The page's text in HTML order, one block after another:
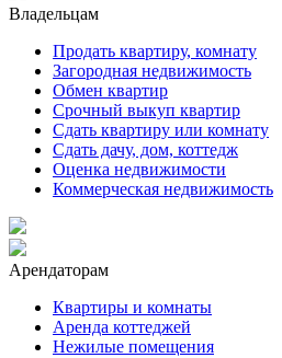
Владельцам
Продать квартиру, комнату
Загородная недвижимость
Обмен квартир
Срочный выкуп квартир
Сдать квартиру или комнату
Сдать дачу, дом, коттедж
Оценка недвижимости
Коммерческая недвижимость
Арендаторам
Квартиры и комнаты
Аренда коттеджей
Нежилые помещения